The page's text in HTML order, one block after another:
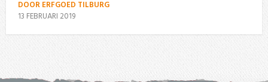
DOOR ERFGOED TILBURG
13 FEBRUARI 2019